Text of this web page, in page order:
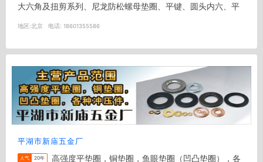
大六角及扭剪系列、尼龙防松螺母垫圈、平键、圆头内六、平
地区:北京 电话: 18601355586
平湖市新庙五金厂
人气 20年